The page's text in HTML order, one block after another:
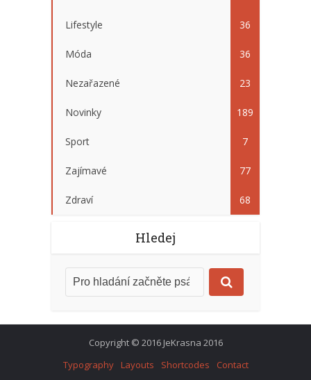
Lifestyle 36
Móda 36
Nezařazené 23
Novinky 189
Sport 7
Zajímavé 77
Zdraví 68
Hledej
Copyright © 2016 JeKrasna 2016
Typography
Layouts Shortcodes Contact